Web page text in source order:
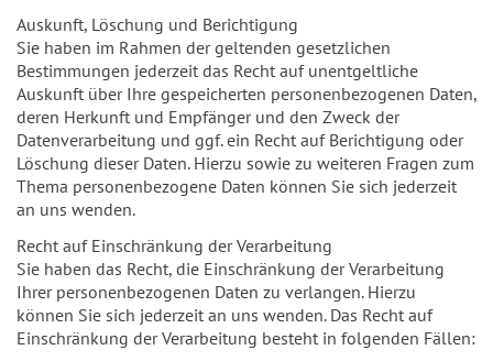
Auskunft, Löschung und Berichtigung
Sie haben im Rahmen der geltenden gesetzlichen
Bestimmungen jederzeit das Recht auf unentgeltliche
Auskunft über Ihre gespeicherten personenbezogenen Daten,
deren Herkunft und Empfänger und den Zweck der
Datenverarbeitung und ggf. ein Recht auf Berichtigung oder
Löschung dieser Daten. Hierzu sowie zu weiteren Fragen zum
Thema personenbezogene Daten können Sie sich jederzeit
an uns wenden.
Recht auf Einschränkung der Verarbeitung
Sie haben das Recht, die Einschränkung der Verarbeitung
Ihrer personenbezogenen Daten zu verlangen. Hierzu
können Sie sich jederzeit an uns wenden. Das Recht auf
Einschränkung der Verarbeitung besteht in folgenden Fällen: